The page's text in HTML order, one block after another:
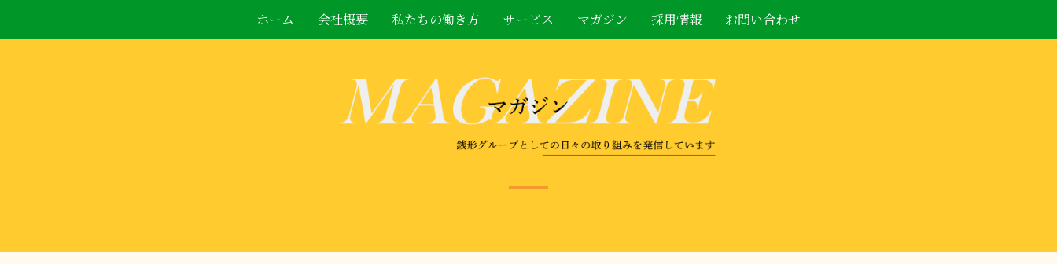
ホーム 会社概要 私たちの働き方 サービス マガジン 採用情報 お問い合わせ